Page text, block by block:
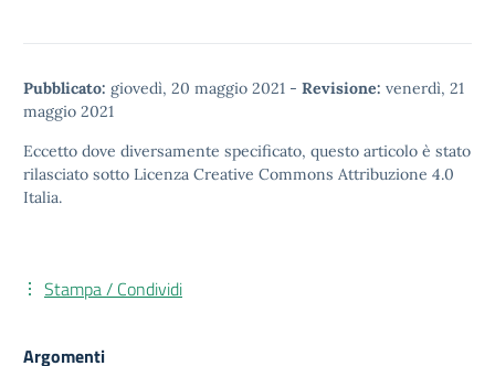
Pubblicato: giovedì, 20 maggio 2021 - Revisione: venerdì, 21
maggio 2021
Eccetto dove diversamente specificato, questo articolo è stato
rilasciato sotto Licenza Creative Commons Attribuzione 4.0
Italia.
Stampa / Condividi
Argomenti